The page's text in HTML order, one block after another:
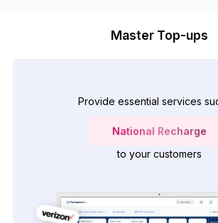
Master Top-ups
Provide essential services
National Recharge
to your customers